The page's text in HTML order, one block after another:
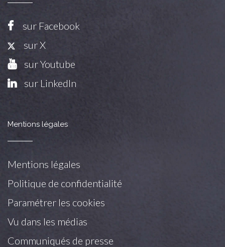
sur Facebook
sur X
sur Youtube
sur LinkedIn
Mentions légales
Mentions légales
Politique de confidentialité
Paramétrer les cookies
Vu dans les médias
Communiqués de presse